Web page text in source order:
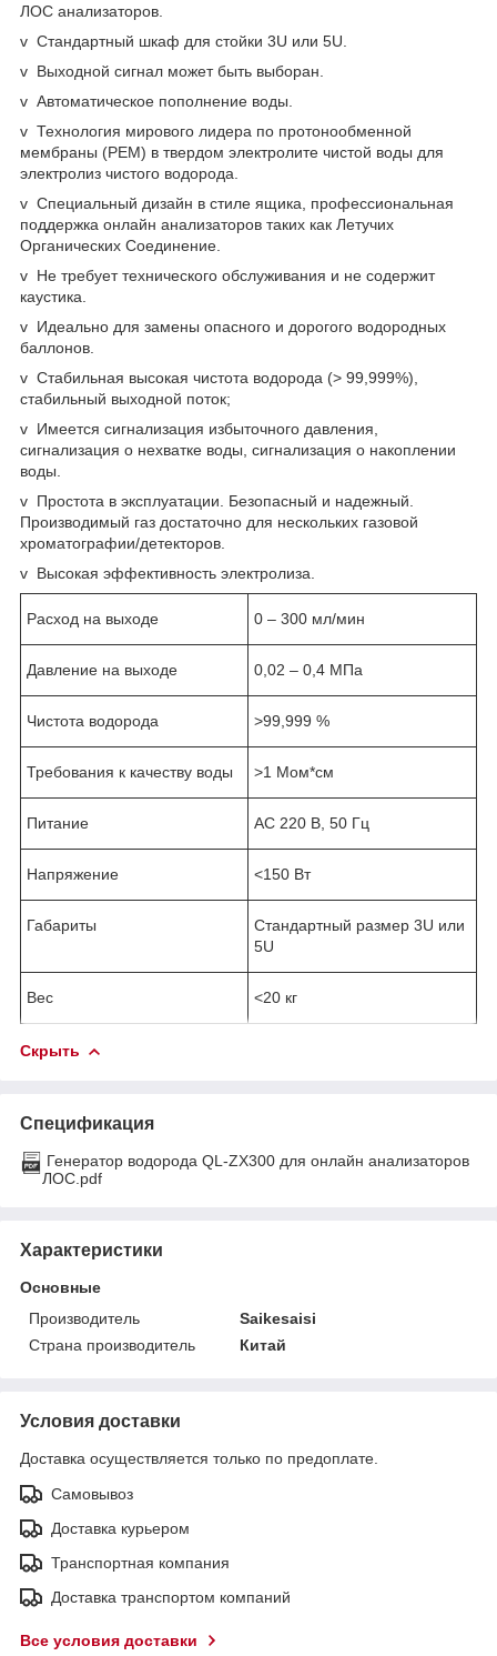
ЛОС анализаторов.
v Стандартный шкаф для стойки 3U или 5U.
v Выходной сигнал может быть выборан.
v Автоматическое пополнение воды.
v Технология мирового лидера по протонообменной
мембраны (PEM) в твердом электролите чистой воды для
электролиз чистого водорода.
v Специальный дизайн в стиле ящика, профессиональная
поддержка онлайн анализаторов таких как Летучих
Органических Соединение.
v Не требует технического обслуживания и не содержит
каустика.
v Идеально для замены опасного и дорогого водородных
баллонов.
v Стабильная высокая чистота водорода (> 99,999%),
стабильный выходной поток;
v Имеется сигнализация избыточного давления,
сигнализация о нехватке воды, сигнализация о накоплении
воды.
v Простота в эксплуатации. Безопасный и надежный.
Производимый газ достаточно для нескольких газовой
хроматографии/детекторов.
v Высокая эффективность электролиза.
Расход на выходе 0 – 300 мл/мин
Давление на выходе 0,02 – 0,4 МПа
Чистота водорода >99,999 %
Требования к качеству воды >1 Мом*см
Питание АС 220 В, 50 Гц
Напряжение <150 Вт
Габариты
Стандартный размер 3U или
5U
Вес <20 кг
Скрыть
Спецификация
Генератор водорода QL-ZX300 для онлайн анализаторов
ЛОС.pdf
Характеристики
Основные
Производитель
Saikesaisi
Страна производитель
Китай
Условия доставки
Доставка осуществляется только по предоплате.
Самовывоз
Доставка курьером
Транспортная компания
Доставка транспортом компаний
Все условия доставки